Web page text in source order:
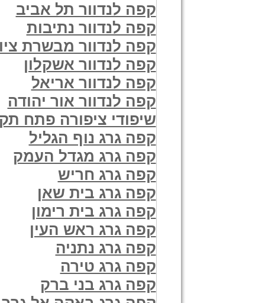
קפה לנדוור תל אביב
קפה לנדוור נתיבות
קפה לנדוור מבשרת
קפה לנדוור אשקלון
קפה לנדוור אריאל
קפה לנדוור אור יהודה
שיפודי ציפורה פתח
קפה גרג נוף הגליל
קפה גרג מגדל העמק
קפה גרג חריש
קפה גרג בית שאן
קפה גרג בית רימון
קפה גרג ראש העין
קפה גרג נתניה
קפה גרג טירה
קפה גרג בני ברק